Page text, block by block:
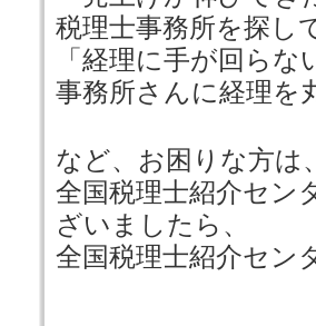
税理士事務所を探し
「経理に手が回ら
事務所さんに経理を
など、お困りな方は
全国税理士紹介セン
ざいましたら、
全国税理士紹介セン